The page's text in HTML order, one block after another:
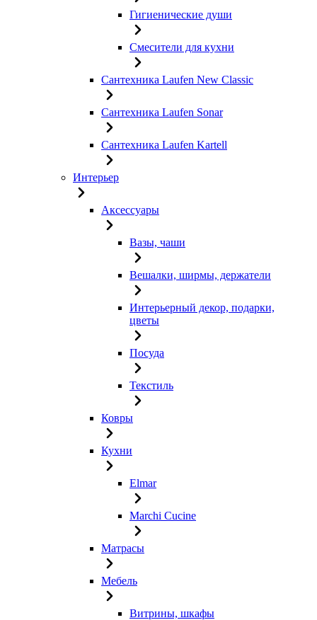
Гигиенические души
Смесители для кухни
Сантехника Laufen New Classic
Сантехника Laufen Sonar
Сантехника Laufen Kartell
Интерьер
Аксессуары
Вазы, чаши
Вешалки, ширмы, держатели
Интерьерный декор, подарки,
цветы
Посуда
Текстиль
Ковры
Кухни
Elmar
Marchi Cucine
Матрасы
Мебель
Витрины, шкафы